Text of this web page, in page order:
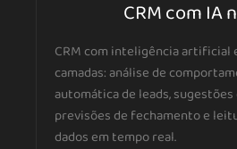
CRM com IA
CRM com inteligência artificial
camadas: análise de
automática de leads,
previsões de fechamento e
dados em tempo real.